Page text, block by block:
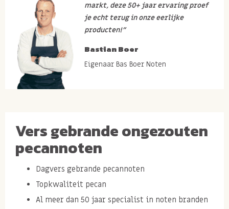
markt, deze 50+ jaar ervaring proef
je echt terug in onze eerlijke
producten!”
Bastian Boer
Eigenaar Bas Boer Noten
Vers gebrande ongezouten
pecannoten
Dagvers gebrande pecannoten
Topkwaliteit pecan
Al meer dan 50 jaar specialist in noten branden